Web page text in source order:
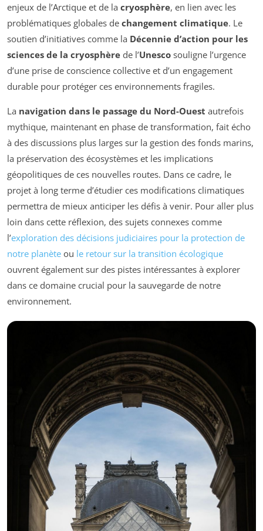
enjeux de l’Arctique et de la cryosphère, en lien avec les
problématiques globales de changement climatique. Le
soutien d’initiatives comme la Décennie d’action pour les
sciences de la cryosphère de l’Unesco souligne l’urgence
d’une prise de conscience collective et d’un engagement
durable pour protéger ces environnements fragiles.
La navigation dans le passage du Nord-Ouest autrefois
mythique, maintenant en phase de transformation, fait écho
à des discussions plus larges sur la gestion des fonds marins,
la préservation des écosystèmes et les implications
géopolitiques de ces nouvelles routes. Dans ce cadre, le
projet à long terme d’étudier ces modifications climatiques
permettra de mieux anticiper les défis à venir. Pour aller plus
loin dans cette réflexion, des sujets connexes comme
l’exploration des décisions judiciaires pour la protection de
notre planète ou le retour sur la transition écologique
ouvrent également sur des pistes intéressantes à explorer
dans ce domaine crucial pour la sauvegarde de notre
environnement.